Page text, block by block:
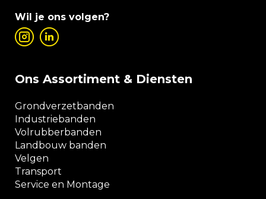
Ons Assortiment & Diensten
Grondverzetbanden
Industriebanden
Volrubberbanden
Landbouw banden
Velgen
Transport
Service en Montage
Wil je ons volgen?